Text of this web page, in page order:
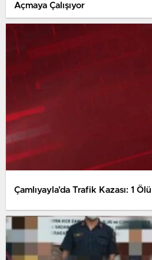
Açmaya Çalışıyor
Çamlıyayla’da Trafik Kazası: 1 Ölü